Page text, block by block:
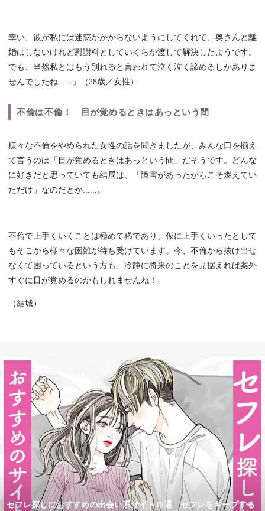
幸い、彼が私には迷惑がかからないようにしてくれて、奥さんと離
婚はしないけれど慰謝料としていくらか渡して解決したようです。
でも、当然私とはもう別れると言われて泣く泣く諦めるしかありま
せんでしたね......」（28歳／女性）
不倫は不倫！ 目が覚めるときはあっという間
様々な不倫をやめられた女性の話を聞きましたが、みんな口を揃え
て言うのは「目が覚めるときはあっという間」だそうです。どんな
に好きだと思っていても結局は、「障害があったからこそ燃えてい
ただけ」なのだとか......。
不倫で上手くいくことは極めて稀であり、仮に上手くいったとして
もそこから様々な困難が待ち受けています。今、不倫から抜け出せ
なくて困っているという方も、冷静に将来のことを見据えれば案外
すぐに目が覚めるのかもしれませんね！
（結城）
セフレ探しにおすすめの出会い系サイト10選 セフレをキープする